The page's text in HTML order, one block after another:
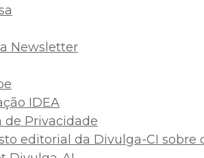
Newsletter
IDEA
de Privacidade
editorial da Divulga-CI sobre